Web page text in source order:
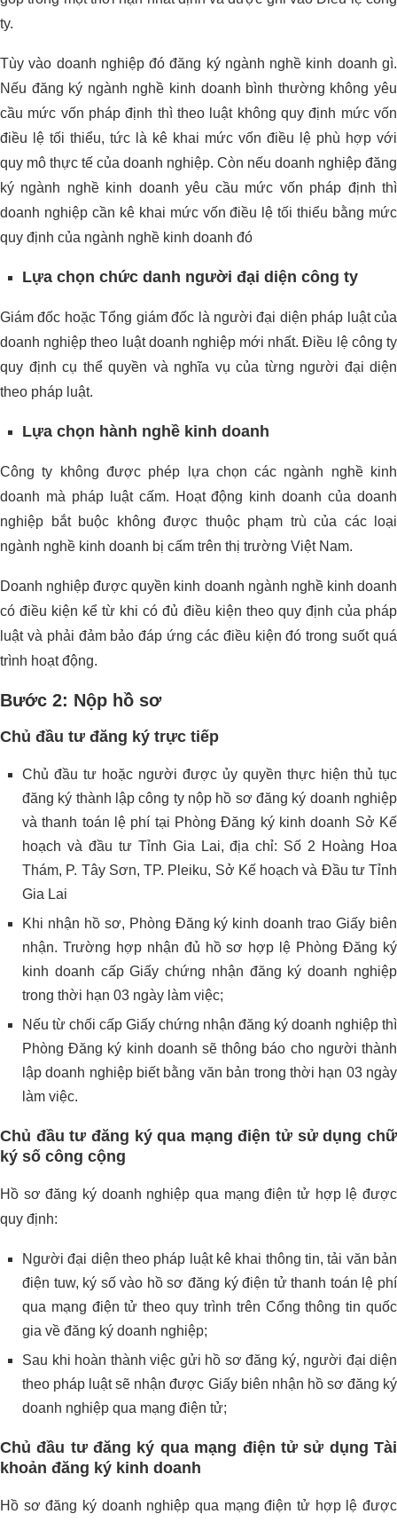
ty.
Tùy vào doanh nghiệp đó đăng ký ngành nghề kinh doanh gì.
Nếu đăng ký ngành nghề kinh doanh bình thường không yêu
cầu mức vốn pháp định thì theo luật không quy định mức vốn
điều lệ tối thiểu, tức là kê khai mức vốn điều lệ phù hợp với
quy mô thực tế của doanh nghiệp. Còn nếu doanh nghiệp đăng
ký ngành nghề kinh doanh yêu cầu mức vốn pháp định thì
doanh nghiệp cần kê khai mức vốn điều lệ tối thiểu bằng mức
quy định của ngành nghề kinh doanh đó
Lựa chọn chức danh người đại diện công ty
Giám đốc hoặc Tổng giám đốc là người đại diện pháp luật của
doanh nghiệp theo luật doanh nghiệp mới nhất. Điều lệ công ty
quy định cụ thể quyền và nghĩa vụ của từng người đại diện
theo pháp luật.
Lựa chọn hành nghề kinh doanh
Công ty không được phép lựa chọn các ngành nghề kinh
doanh mà pháp luật cấm. Hoạt động kinh doanh của doanh
nghiệp bắt buộc không được thuộc phạm trù của các loại
ngành nghề kinh doanh bị cấm trên thị trường Việt Nam.
Doanh nghiệp được quyền kinh doanh ngành nghề kinh doanh
có điều kiện kể từ khi có đủ điều kiện theo quy định của pháp
luật và phải đảm bảo đáp ứng các điều kiện đó trong suốt quá
trình hoạt động.
Bước 2: Nộp hồ sơ
Chủ đầu tư đăng ký trực tiếp
Chủ đầu tư hoặc người được ủy quyền thực hiện thủ tục
đăng ký thành lập công ty nộp hồ sơ đăng ký doanh nghiệp
và thanh toán lệ phí tại Phòng Đăng ký kinh doanh Sở Kế
hoạch và đầu tư Tỉnh Gia Lai, địa chỉ: Số 2 Hoàng Hoa
Thám, P. Tây Sơn, TP. Pleiku, Sở Kế hoạch và Đầu tư Tỉnh
Gia Lai
Khi nhận hồ sơ, Phòng Đăng ký kinh doanh trao Giấy biên
nhận. Trường hợp nhận đủ hồ sơ hợp lệ Phòng Đăng ký
kinh doanh cấp Giấy chứng nhận đăng ký doanh nghiệp
trong thời hạn 03 ngày làm việc;
Nếu từ chối cấp Giấy chứng nhận đăng ký doanh nghiệp thì
Phòng Đăng ký kinh doanh sẽ thông báo cho người thành
lập doanh nghiệp biết bằng văn bản trong thời hạn 03 ngày
làm việc.
Chủ đầu tư đăng ký qua mạng điện tử sử dụng chữ
ký số công cộng
Hồ sơ đăng ký doanh nghiệp qua mạng điện tử hợp lệ được
quy định:
Người đại diện theo pháp luật kê khai thông tin, tải văn bản
điện tuw, ký số vào hồ sơ đăng ký điện tử thanh toán lệ phí
qua mạng điện tử theo quy trình trên Cổng thông tin quốc
gia về đăng ký doanh nghiệp;
Sau khi hoàn thành việc gửi hồ sơ đăng ký, người đại diện
theo pháp luật sẽ nhận được Giấy biên nhận hồ sơ đăng ký
doanh nghiệp qua mạng điện tử;
Chủ đầu tư đăng ký qua mạng điện tử sử dụng Tài
khoản đăng ký kinh doanh
Hồ sơ đăng ký doanh nghiệp qua mạng điện tử hợp lệ được